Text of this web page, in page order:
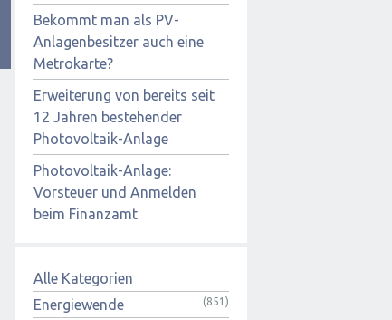
Bekommt man als PV-
Anlagenbesitzer auch eine
Metrokarte?
Erweiterung von bereits seit
12 Jahren bestehender
Photovoltaik-Anlage
Photovoltaik-Anlage:
Vorsteuer und Anmelden
beim Finanzamt
Alle Kategorien
Energiewende
(851)